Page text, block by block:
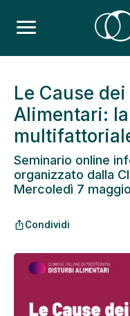
Le Cause
Alimentari:
Seminario online
organizzato dalla
Mercoledì 7
ios_shareCondividi